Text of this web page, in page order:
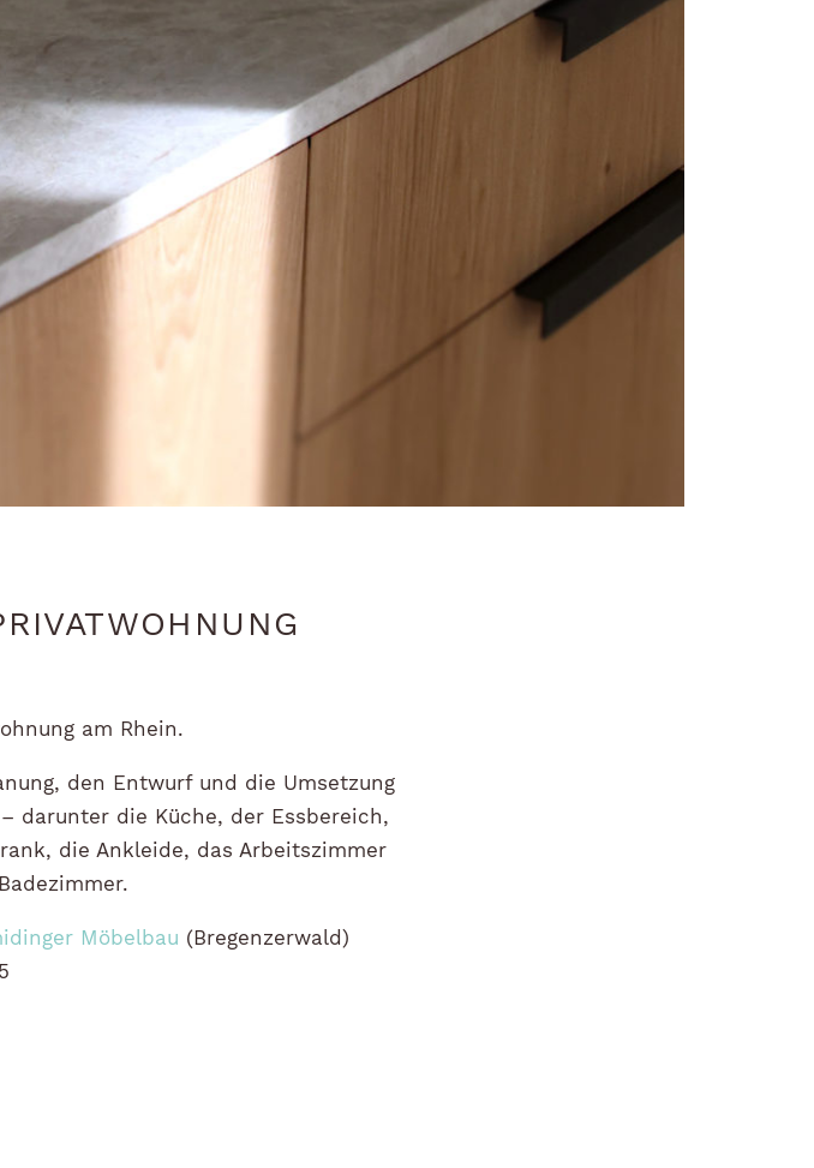
am Rhein.
den Entwurf und die Umsetzung
darunter die Küche, der Essbereich,
die Ankleide, das Arbeitszimmer
Möbelbau (Bregenzerwald)